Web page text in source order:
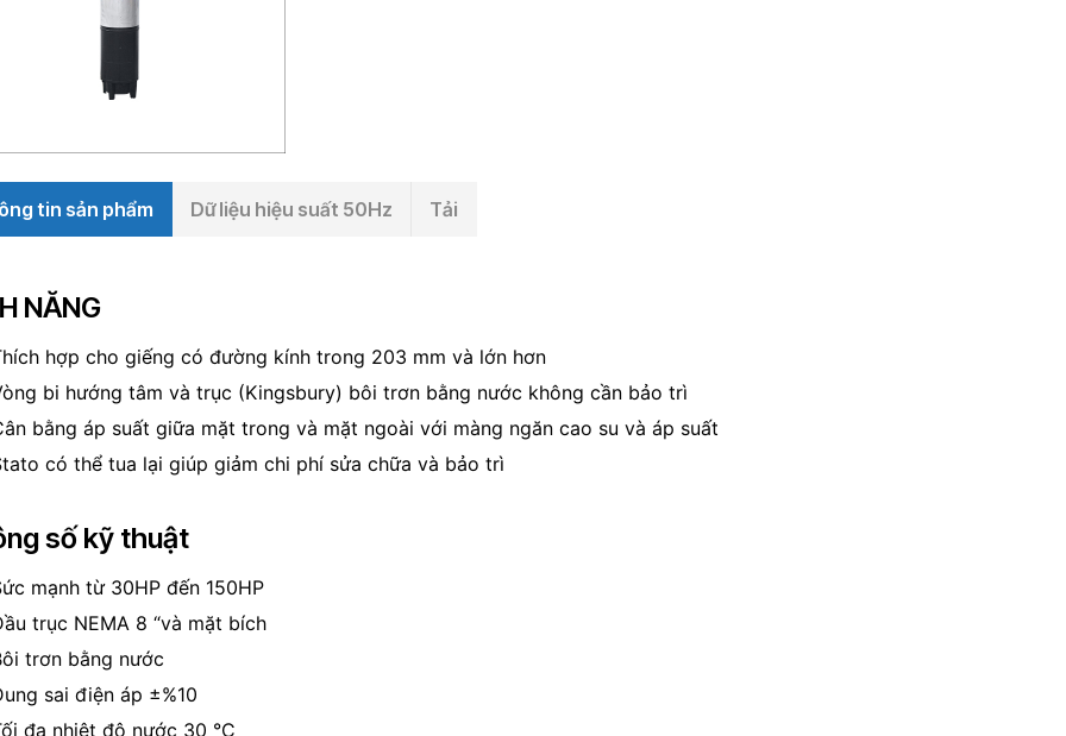
tin sản phẩm Dữ liệu hiệu suất 50Hz Tải
NĂNG
hợp cho giếng có đường kính trong 203 mm và lớn hơn
bi hướng tâm và trục (Kingsbury) bôi trơn bằng nước không cần bảo trì
bằng áp suất giữa mặt trong và mặt ngoài với màng ngăn cao su và áp suất
có thể tua lại giúp giảm chi phí sửa chữa và bảo trì
số kỹ thuật
mạnh từ 30HP đến 150HP
trục NEMA 8 “và mặt bích
trơn bằng nước
sai điện áp ±%10
đa nhiệt độ nước 30 °C